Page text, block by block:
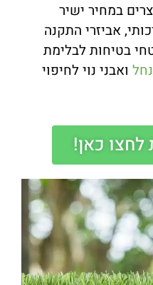
במחיר ישיר
אביזרי התקנה
בטיחות לבלימת
ואבני נוי לחיפוי
לחצו כאן!